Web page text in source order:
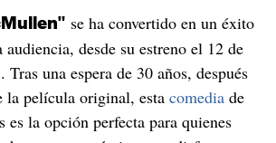
se ha convertido en un éxito
desde su estreno el 12 de
una espera de 30 años, después
la película original, esta comediade
es la opción perfecta para quienes